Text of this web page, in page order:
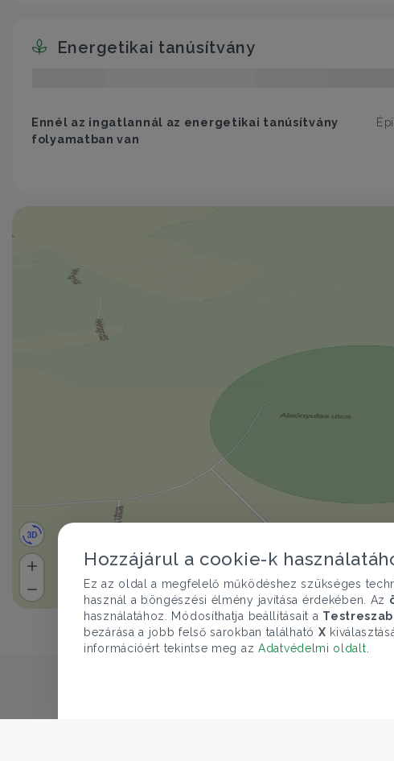
Energetikai tanúsítvány
Ennél az ingatlannál az energetikai tanúsítvány
folyamatban van
Hozzájárul a cookie-k
Ez az oldal a megfelelő működéshez szükséges
használ a böngészési élmény javítása érdekében. Az
használatához. Módosíthatja beállításait a
bezárása a jobb felső sarokban található X
információért tekintse meg az Adatvédelmi oldalt